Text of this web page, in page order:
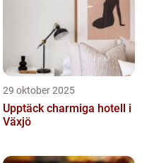
29 oktober 2025
Upptäck charmiga hotell i
Växjö